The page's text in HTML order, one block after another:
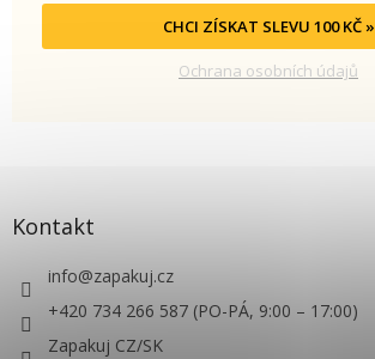
CHCI ZÍSKAT SLEVU 100 KČ »
Ochrana osobních údajů
Kontakt
info@zapakuj.cz
+420 734 266 587 (PO-PÁ, 9:00 – 17:00)
Zapakuj CZ/SK